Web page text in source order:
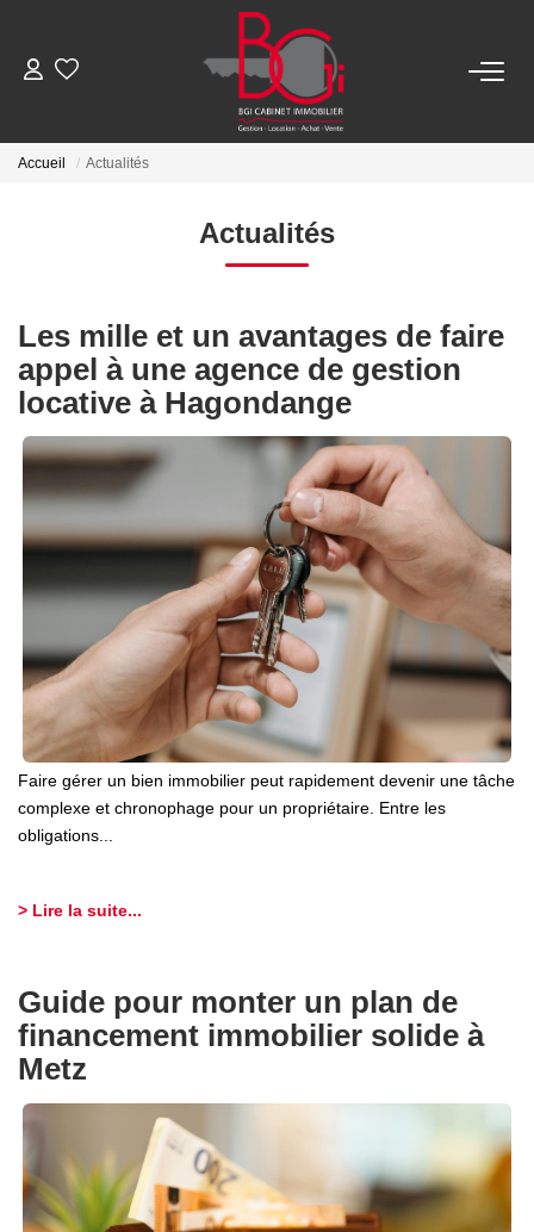
LOUER
Nos Biens
Télécharger Le Dossier De Location
ESTIMER
FAIRE GÉRER
NOS AGENCES
CONTACT
EXTRANET
Accueil Actualités
Actualités
Les mille et un avantages de faire
appel à une agence de gestion
locative à Hagondange
Faire gérer un bien immobilier peut rapidement devenir une tâche
complexe et chronophage pour un propriétaire. Entre les
obligations...
> Lire la suite...
Guide pour monter un plan de
financement immobilier solide à
Metz